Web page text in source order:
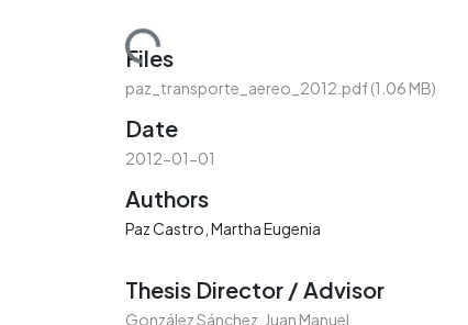
Loading...
Files
paz_transporte_aereo_2012.pdf(1.06 MB)
Date
2012-01-01
Authors
Paz Castro, Martha Eugenia
Thesis Director / Advisor
González Sánchez, Juan Manuel